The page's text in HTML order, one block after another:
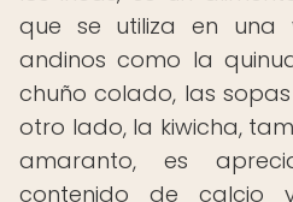
que se utiliza en una
andinos como la
chuño colado, las
otro lado, la kiwicha,
amaranto, es
contenido de calcio